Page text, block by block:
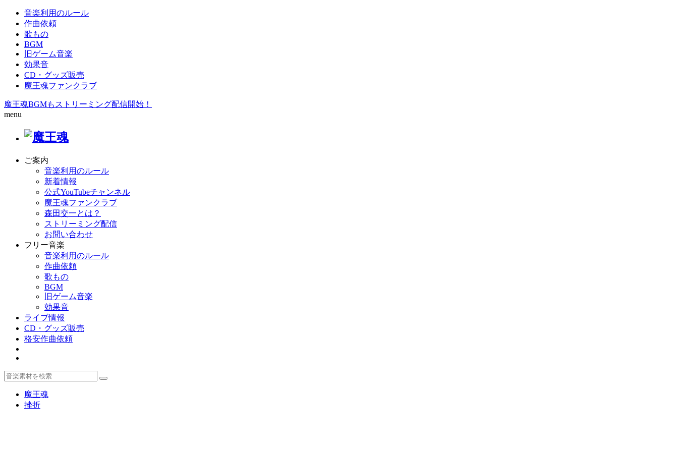
音楽利用のルール
作曲依頼
歌もの
BGM
旧ゲーム音楽
効果音
CD・グッズ販売
魔王魂ファンクラブ
魔王魂BGMもストリーミング配信開始！
menu
ご案内
音楽利用のルール
新着情報
公式YouTubeチャンネル
魔王魂ファンクラブ
森田交一とは？
ストリーミング配信
お問い合わせ
フリー音楽
音楽利用のルール
作曲依頼
歌もの
BGM
旧ゲーム音楽
効果音
ライブ情報
CD・グッズ販売
格安作曲依頼
魔王魂
挫折